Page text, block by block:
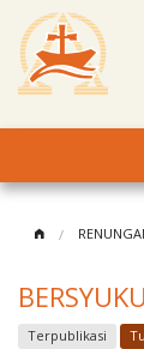
Klasis dan
Terpublikasi